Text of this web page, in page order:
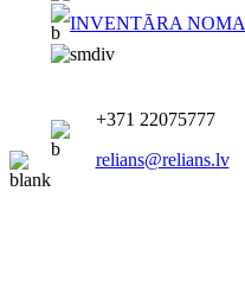
INVENTĀRA NOMA
+371 22075777
relians@relians.lv